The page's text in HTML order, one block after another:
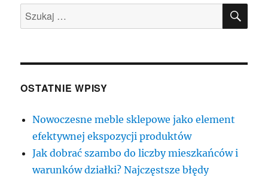
Szukaj:
OSTATNIE WPISY
Nowoczesne meble sklepowe jako element
efektywnej ekspozycji produktów
Jak dobrać szambo do liczby mieszkańców i
warunków działki? Najczęstsze błędy